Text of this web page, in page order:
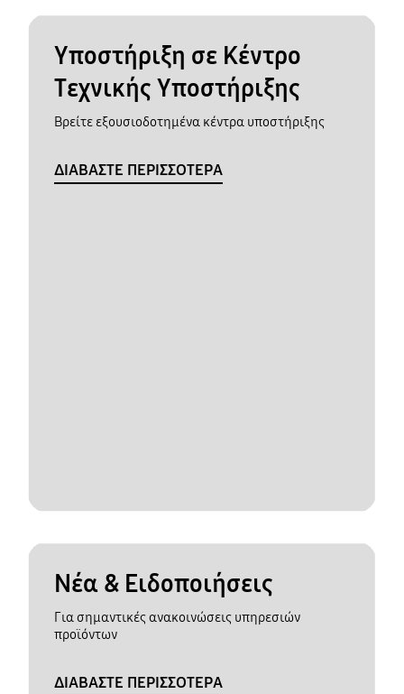
Υποστήριξη σε Κέντρο
Τεχνικής Υποστήριξης
Βρείτε εξουσιοδοτημένα κέντρα υποστήριξης
ΔΙΑΒΑΣΤΕ ΠΕΡΙΣΣΟΤΕΡΑ
Νέα & Ειδοποιήσεις
Για σημαντικές ανακοινώσεις υπηρεσιών
προϊόντων
ΔΙΑΒΑΣΤΕ ΠΕΡΙΣΣΟΤΕΡΑ